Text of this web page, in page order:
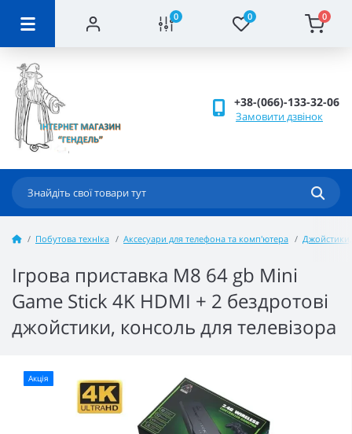
0 0 0
+38-(066)-133-32-06
Замовити дзвінок
Побутова технІка Аксесуари для телефона та комп'ютера
Ігрова приставка M8 64 gb Mini
Game Stick 4K HDMI + 2 бездротові
джойстики, консоль для телевізора
Акція